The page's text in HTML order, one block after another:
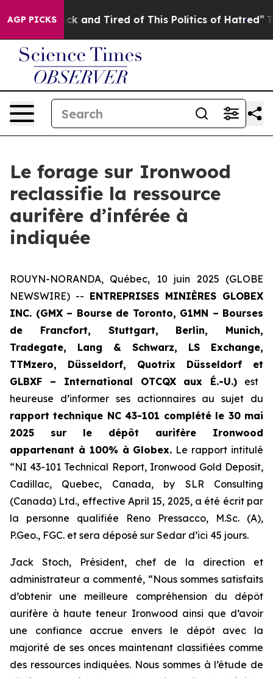
AGP PICKS
Sick and Tired of This Politics of Hatred” The
Le forage sur Ironwood
reclassifie la ressource
aurifère d’inférée à
indiquée
ROUYN-NORANDA, Québec, 10 juin 2025 (GLOBE
NEWSWIRE) -- ENTREPRISES MINIÈRES GLOBEX
INC. (GMX – Bourse de Toronto, G1MN – Bourses
de Francfort, Stuttgart, Berlin, Munich,
Tradegate, Lang & Schwarz, LS Exchange,
TTMzero, Düsseldorf, Quotrix Düsseldorf et
GLBXF – International OTCQX aux É.-U.) est
heureuse d’informer ses actionnaires au sujet du
rapport technique NC 43-101 complété le 30 mai
2025 sur le dépôt aurifère Ironwood
appartenant à 100% à Globex. Le rapport intitulé
“NI 43-101 Technical Report, Ironwood Gold Deposit,
Cadillac, Quebec, Canada, by SLR Consulting
(Canada) Ltd., effective April 15, 2025, a été écrit par
la personne qualifiée Reno Pressacco, M.Sc. (A),
P.Geo., FGC. et sera déposé sur Sedar d’ici 45 jours.
Jack Stoch, Président, chef de la direction et
administrateur a commenté, “Nous sommes satisfaits
d’obtenir une meilleure compréhension du dépôt
aurifère à haute teneur Ironwood ainsi que d’avoir
une confiance accrue envers le dépôt avec la
majorité de ses onces maintenant classifiées comme
des ressources indiquées. Nous sommes à l’étude de